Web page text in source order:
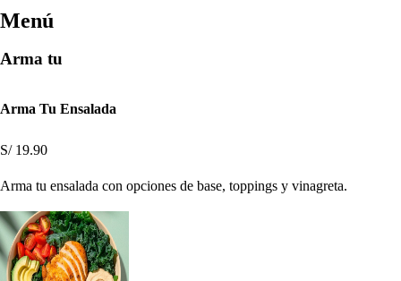
Menú
Arma tu
Arma Tu Ensalada
S/ 19.90
Arma tu ensalada con opciones de base, toppings y vinagreta.